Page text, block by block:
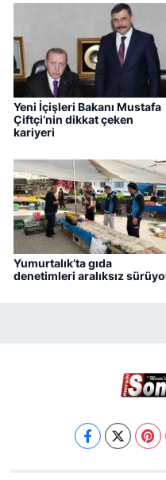
Yeni İçişleri Bakanı Mustafa
Çiftçi’nin dikkat çeken
kariyeri
Yumurtalık’ta gıda
denetimleri aralıksız